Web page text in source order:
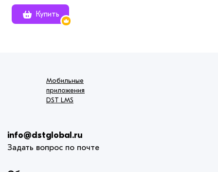
Купить
Мобильные
приложения
DST LMS
info@dstglobal.ru
Задать вопрос по почте